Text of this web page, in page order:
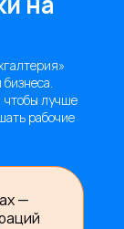
—
чтобы лучше
рабочие